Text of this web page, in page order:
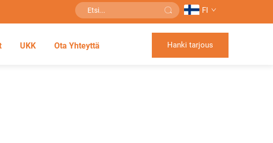
FI
UKK Ota Yhteyttä Hanki tarjous